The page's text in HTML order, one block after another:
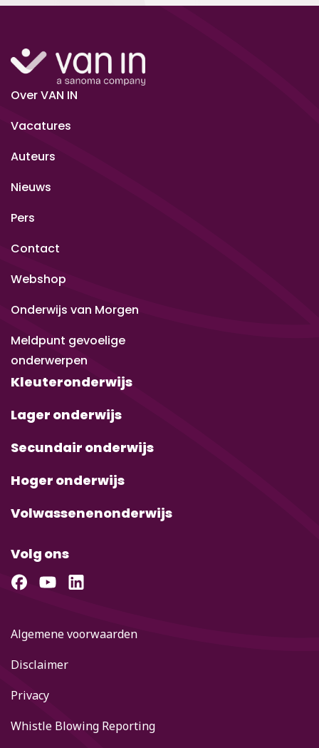
Over VAN IN
Vacatures
Auteurs
Nieuws
Pers
Contact
Webshop
Onderwijs van Morgen
Meldpunt gevoelige
onderwerpen
Kleuteronderwijs
Lager onderwijs
Secundair onderwijs
Hoger onderwijs
Volwassenenonderwijs
Volg ons
Algemene voorwaarden
Disclaimer
Privacy
Whistle Blowing Reporting